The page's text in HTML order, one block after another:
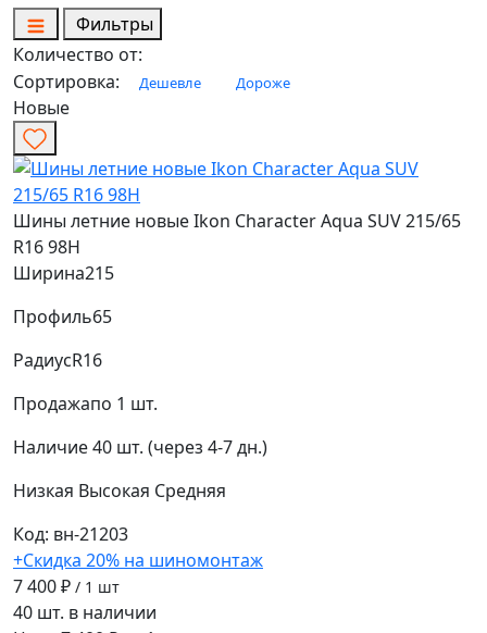
Фильтры
Количество от:
Сортировка:
Дешевле Дороже
Новые
Шины летние новые Ikon Character Aqua SUV 215/65
R16 98H
Ширина215
Профиль65
РадиусR16
Продажапо 1 шт.
Наличие40 шт. (через 4-7 дн.)
Низкая Высокая Средняя
Код: вн-21203
+Скидка 20% на шиномонтаж
7 400 ₽ / 1 шт
40 шт. в наличии